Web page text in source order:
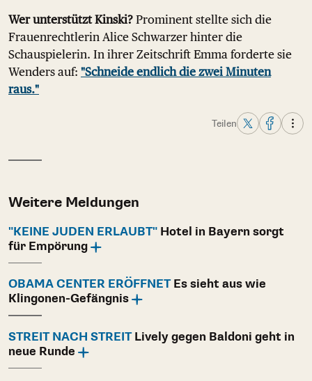
Wer unterstützt Kinski? Prominent stellte sich die
Frauenrechtlerin Alice Schwarzer hinter die
Schauspielerin. In ihrer Zeitschrift Emma forderte sie
Wenders auf: "Schneide endlich die zwei Minuten
raus."
Teilen
Weitere Meldungen
"KEINE JUDEN ERLAUBT" Hotel in Bayern sorgt
für Empörung
OBAMA CENTER ERÖFFNETEs sieht aus wie
Klingonen-Gefängnis
STREIT NACH STREITLively gegen Baldoni geht in
neue Runde